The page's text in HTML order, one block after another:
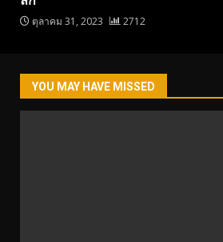
ตุลาคม 31, 2023 2712
YOU MAY HAVE MISSED